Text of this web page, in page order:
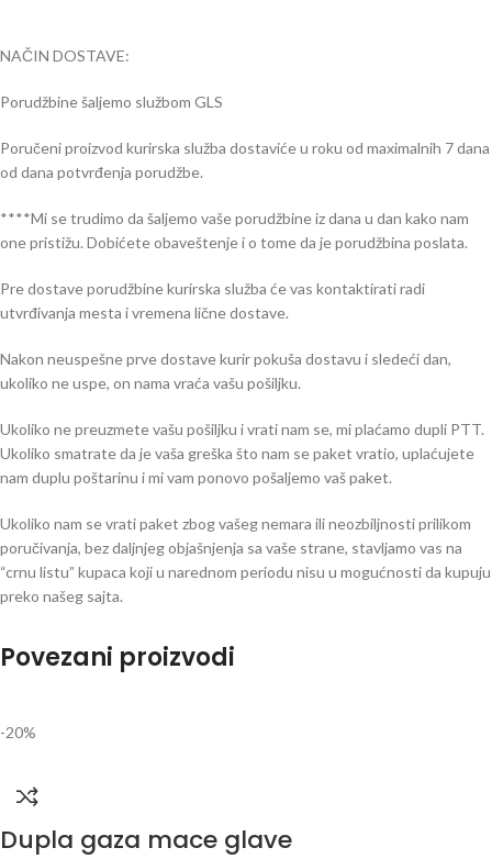
NAČIN DOSTAVE:
Porudžbine šaljemo službom GLS
Poručeni proizvod kurirska služba dostaviće u roku od maximalnih 7 dana
od dana potvrđenja porudžbe.
****Mi se trudimo da šaljemo vaše porudžbine iz dana u dan kako nam
one pristižu. Dobićete obaveštenje i o tome da je porudžbina poslata.
Pre dostave porudžbine kurirska služba će vas kontaktirati radi
utvrđivanja mesta i vremena lične dostave.
Nakon neuspešne prve dostave kurir pokuša dostavu i sledeći dan,
ukoliko ne uspe, on nama vraća vašu pošiljku.
Ukoliko ne preuzmete vašu pošiljku i vrati nam se, mi plaćamo dupli PTT.
Ukoliko smatrate da je vaša greška što nam se paket vratio, uplaćujete
nam duplu poštarinu i mi vam ponovo pošaljemo vaš paket.
Ukoliko nam se vrati paket zbog vašeg nemara ili neozbiljnosti prilikom
poručivanja, bez daljnjeg objašnjenja sa vaše strane, stavljamo vas na
“crnu listu” kupaca koji u narednom periodu nisu u mogućnosti da kupuju
preko našeg sajta.
Povezani proizvodi
-20%
Dupla gaza mace glave